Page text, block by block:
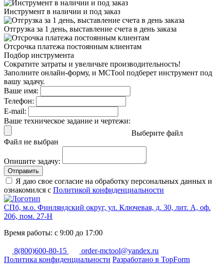
Инструмент в наличии и под заказ
Отгрузка за 1 день, выставление счета в день заказа
Отсрочка платежа постоянным клиентам
Подбор инструмента
Сократите затраты и увеличьте производительность!
Заполните онлайн-форму, и MCTool подберет инструмент под
вашу задачу.
Ваше имя:
Телефон:
E-mail:
Ваше техническое задание и чертежи:
Выберите файл
Файл не выбран
Опишите задачу:
Отправить
Я даю свое согласие на обработку персональных данных и
ознакомился с Политикой конфиденциальности
СПб, м.о. Финляндский округ, ул. Ключевая, д. 30, лит. А, оф.
206, пом. 27-Н
Время работы: с 9:00 до 17:00
8(800)600-80-15
order-mctool@yandex.ru
Политика конфиденциальности Разработано в TopForm